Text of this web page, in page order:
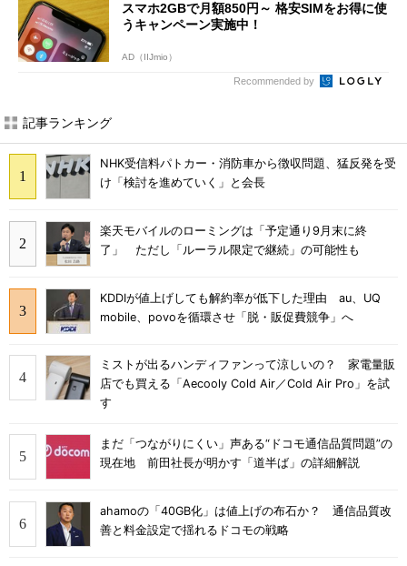
スマホ2GBで月額850円～ 格安SIMをお得に使
うキャンペーン実施中！
AD（IIJmio）
Recommended by
記事ランキング
NHK受信料パトカー・消防車から徴収問題、猛反発を受
け「検討を進めていく」と会長
楽天モバイルのローミングは「予定通り9月末に終
了」 ただし「ルーラル限定で継続」の可能性も
KDDIが値上げしても解約率が低下した理由 au、UQ
mobile、povoを循環させ「脱・販促費競争」へ
ミストが出るハンディファンって涼しいの？ 家電量販
店でも買える「Aecooly Cold Air／Cold Air Pro」を試
す
まだ「つながりにくい」声ある“ドコモ通信品質問題”の
現在地 前田社長が明かす「道半ば」の詳細解説
ahamoの「40GB化」は値上げの布石か？ 通信品質改
善と料金設定で揺れるドコモの戦略